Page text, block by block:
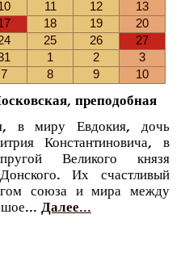
11 12
13
18 19
20
25 26
27
1 2
3
7 8 9 10
преподобная
в миру Евдокия, дочь
Константиновича, в
Великого князя
Их счастливый
союза и мира между
Далее...